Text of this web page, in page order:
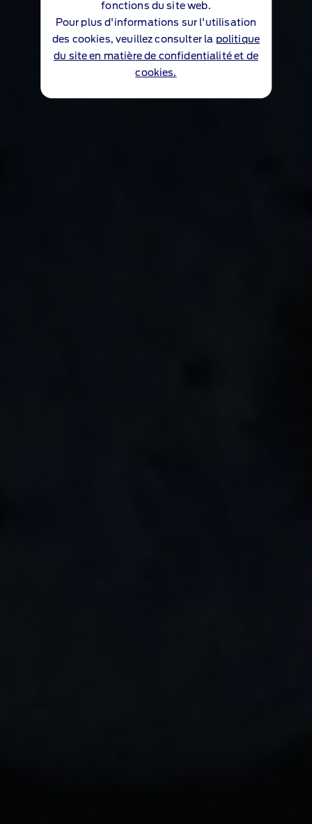
fonctions du site web.
Pour plus d'informations sur l'utilisation
des cookies, veuillez consulter la politique
du site en matière de confidentialité et de
cookies.